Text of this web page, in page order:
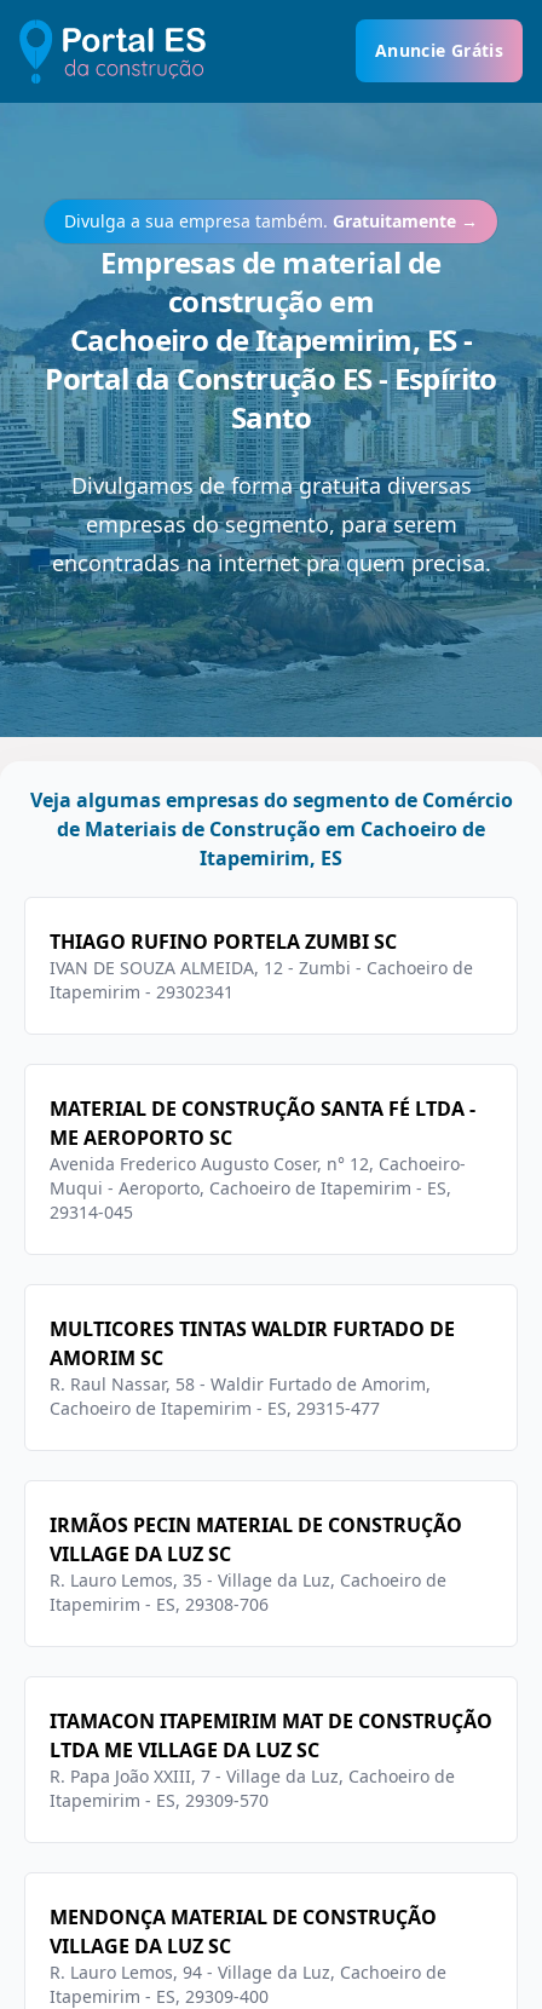
Anuncie Grátis
Divulga a sua empresa também. Gratuitamente →
Empresas de material de
construção em
Cachoeiro de Itapemirim, ES -
Portal da Construção ES - Espírito
Santo
Divulgamos de forma gratuita diversas
empresas do segmento, para serem
encontradas na internet pra quem precisa.
Veja algumas empresas do segmento de Comércio
de Materiais de Construção em Cachoeiro de
Itapemirim, ES
THIAGO RUFINO PORTELA ZUMBI SC
IVAN DE SOUZA ALMEIDA, 12 - Zumbi - Cachoeiro de
Itapemirim - 29302341
MATERIAL DE CONSTRUÇÃO SANTA FÉ LTDA -
ME AEROPORTO SC
Avenida Frederico Augusto Coser, n° 12, Cachoeiro-
Muqui - Aeroporto, Cachoeiro de Itapemirim - ES,
29314-045
MULTICORES TINTAS WALDIR FURTADO DE
AMORIM SC
R. Raul Nassar, 58 - Waldir Furtado de Amorim,
Cachoeiro de Itapemirim - ES, 29315-477
IRMÃOS PECIN MATERIAL DE CONSTRUÇÃO
VILLAGE DA LUZ SC
R. Lauro Lemos, 35 - Village da Luz, Cachoeiro de
Itapemirim - ES, 29308-706
ITAMACON ITAPEMIRIM MAT DE CONSTRUÇÃO
LTDA ME VILLAGE DA LUZ SC
R. Papa João XXIII, 7 - Village da Luz, Cachoeiro de
Itapemirim - ES, 29309-570
MENDONÇA MATERIAL DE CONSTRUÇÃO
VILLAGE DA LUZ SC
R. Lauro Lemos, 94 - Village da Luz, Cachoeiro de
Itapemirim - ES, 29309-400